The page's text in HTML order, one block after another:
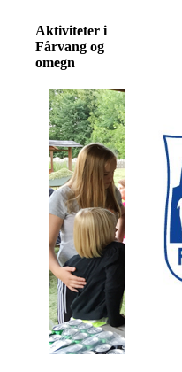
Aktiviteter i
Fårvang og
omegn